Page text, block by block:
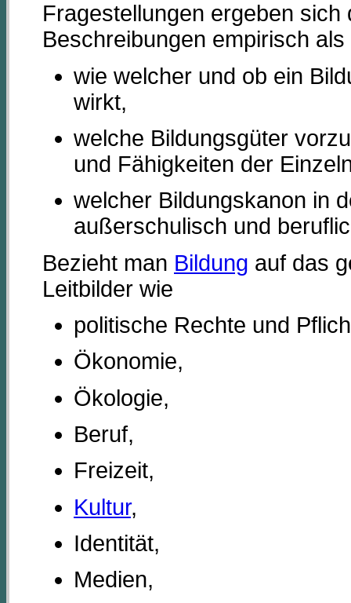
Fragestellungen ergeben
Beschreibungen empirisch
wie welcher und ob ein
wirkt,
welche Bildungsgüter
und Fähigkeiten der
welcher Bildungskanon in
außerschulisch und
Bezieht man Bildung auf das
Leitbilder wie
politische Rechte und
Ökonomie,
Ökologie,
Beruf,
Freizeit,
Kultur,
Identität,
Medien,